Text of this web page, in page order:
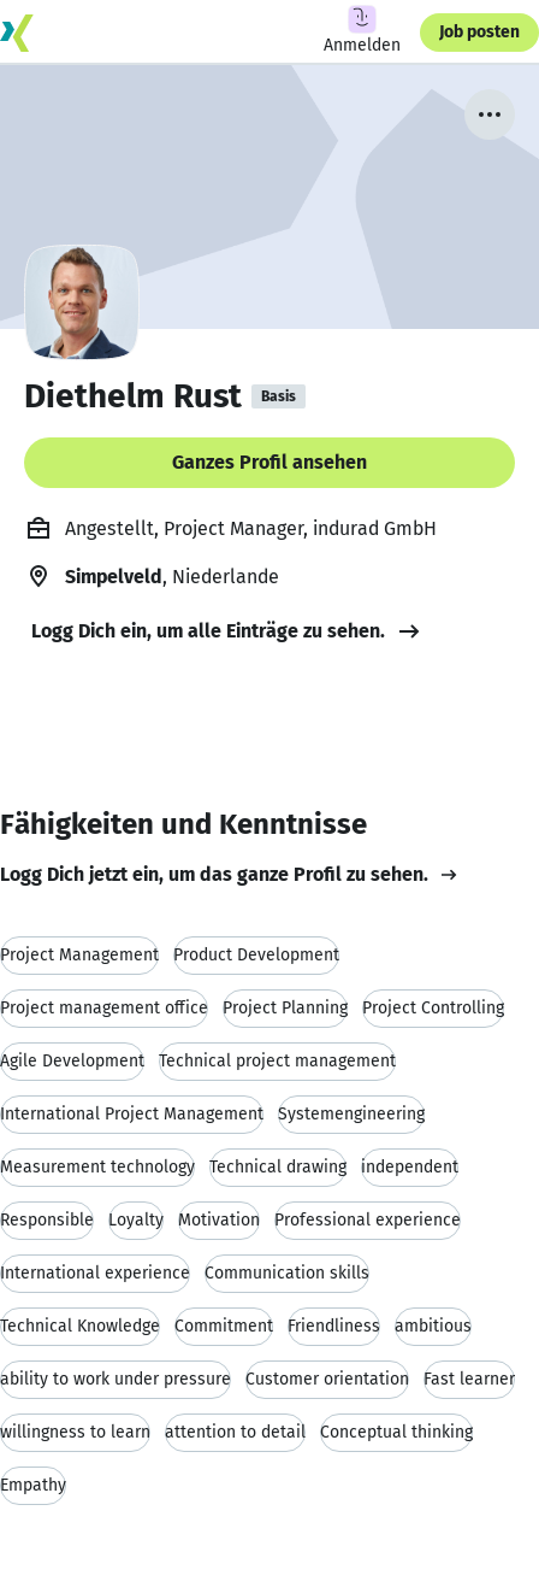
Anmelden
Job posten
Diethelm Rust Basis
Ganzes Profil ansehen
Angestellt, Project Manager, indurad GmbH
Simpelveld, Niederlande
Logg Dich ein, um alle Einträge zu sehen.
Fähigkeiten und Kenntnisse
Logg Dich jetzt ein, um das ganze Profil zu sehen.
Project Management Product Development
Project management office Project Planning Project Controlling
Agile Development Technical project management
International Project Management Systemengineering
Measurement technology Technical drawing independent
Responsible Loyalty Motivation Professional experience
International experience Communication skills
Technical Knowledge Commitment Friendliness ambitious
ability to work under pressure Customer orientation Fast learner
willingness to learn attention to detail Conceptual thinking
Empathy